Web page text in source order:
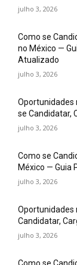
julho 3, 2026
Como se
no México —
Atualizado
julho 3, 2026
Oportunidades
se Candidatar,
julho 3, 2026
Como se
México — Guia
julho 3, 2026
Oportunidades
Candidatar,
julho 3, 2026